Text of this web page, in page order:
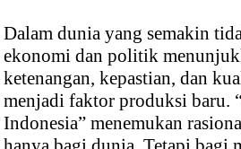
Dalam dunia yang semakin
ekonomi dan politik
ketenangan, kepastian, dan
menjadi faktor produksi baru.
Indonesia” menemukan